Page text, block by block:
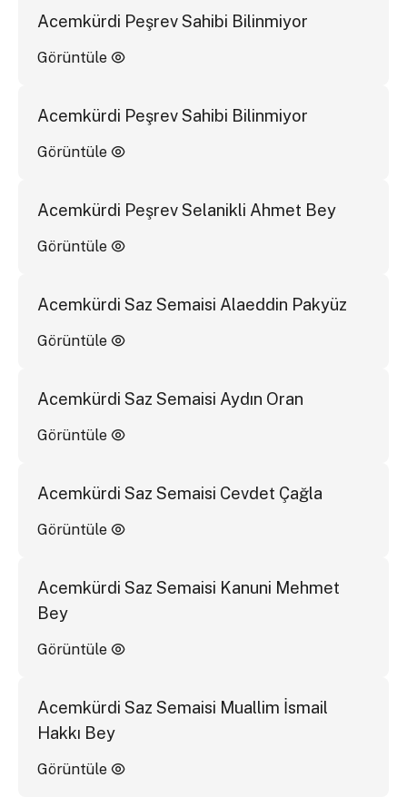
Acemkürdi Peşrev Sahibi Bilinmiyor
Görüntüle
Acemkürdi Peşrev Sahibi Bilinmiyor
Görüntüle
Acemkürdi Peşrev Selanikli Ahmet Bey
Görüntüle
Acemkürdi Saz Semaisi Alaeddin Pakyüz
Görüntüle
Acemkürdi Saz Semaisi Aydın Oran
Görüntüle
Acemkürdi Saz Semaisi Cevdet Çağla
Görüntüle
Acemkürdi Saz Semaisi Kanuni Mehmet
Bey
Görüntüle
Acemkürdi Saz Semaisi Muallim İsmail
Hakkı Bey
Görüntüle